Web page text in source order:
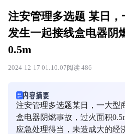
注安管理多选题 某日
发生一起接线盒电器阴
0.5m
2024-12-17 01:10:07阅读 486
注安管理多选题某日，一大型
盒电器阴燃事故，过火面积
应急处理得当，未造成大的经